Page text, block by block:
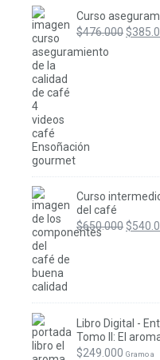
Curso
$476.000 El
$
Curso
del café
$650.000 El
$
Libro Digital -
Tomo II: El
$249.000 Gramo a